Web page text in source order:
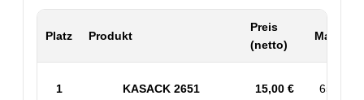
Platz Produkt
Preis
(netto)
Material
1 KASACK 2651 15,00 € 65%